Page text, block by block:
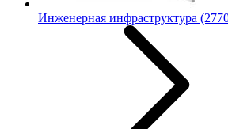
Инженерная инфраструктура